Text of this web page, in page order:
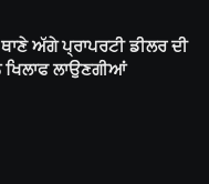
ਅੱਗੇ ਪ੍ਰਾਪਰਟੀ ਡੀਲਰ ਦੀ
ਖਿਲਾਫ ਲਾਉਣਗੀਆਂ